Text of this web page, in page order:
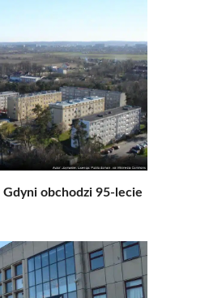
Gdyni obchodzi 95-lecie